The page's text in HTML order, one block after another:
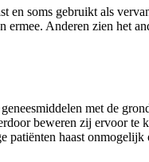
en soms gebruikt als
Anderen zien het
met de
beweren zij ervoor te
haast